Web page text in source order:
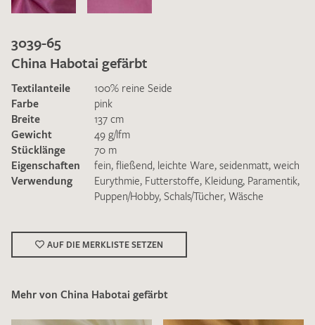
Ich bin damit einverstanden, dass meine angegebenen Daten
zur Beantwortung meiner Musteranfrage genutzt werden.
DieDatenschutzbestimmungenhabe ich zur Kenntnis
genommen und akzeptiere diese.
MUSTERANFRAGE SENDEN
3039-65
China Habotai gefärbt
Textilanteile
100% reine Seide
Farbe
pink
Breite
137 cm
Gewicht
49 g/lfm
Stücklänge
70 m
Eigenschaften
fein, fließend, leichte Ware, seidenmatt, weich
Verwendung
Eurythmie, Futterstoffe, Kleidung, Paramentik,
Puppen/Hobby, Schals/Tücher, Wäsche
AUF DIE MERKLISTE SETZEN
Mehr von China Habotai gefärbt